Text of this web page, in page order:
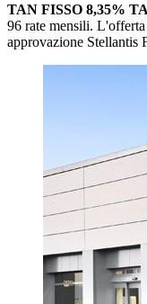
TAN FISSO 8,35%
96 rate mensili. L'offerta
approvazione Stellantis